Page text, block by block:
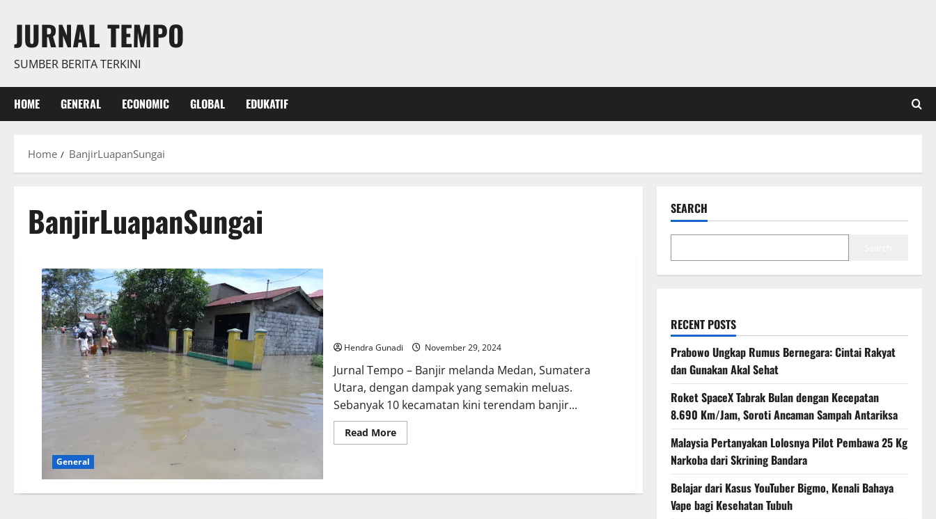
content
JURNAL TEMPO
SUMBER BERITA TERKINI
HOME GENERAL ECONOMIC GLOBAL EDUKATIF
Home BanjirLuapanSungai
BanjirLuapanSungai
General
Hendra Gunadi November 29, 2024
Jurnal Tempo – Banjir melanda Medan, Sumatera
Utara, dengan dampak yang semakin meluas.
Sebanyak 10 kecamatan kini terendam banjir...
Read MoreRead
more
10
SEARCH
RECENT POSTS
Prabowo Ungkap Rumus Bernegara: Cintai Rakyat
dan Gunakan Akal Sehat
Roket SpaceX Tabrak Bulan dengan Kecepatan
8.690 Km/Jam, Soroti Ancaman Sampah Antariksa
Malaysia Pertanyakan Lolosnya Pilot Pembawa 25 Kg
Narkoba dari Skrining Bandara
Belajar dari Kasus YouTuber Bigmo, Kenali Bahaya
Vape bagi Kesehatan Tubuh